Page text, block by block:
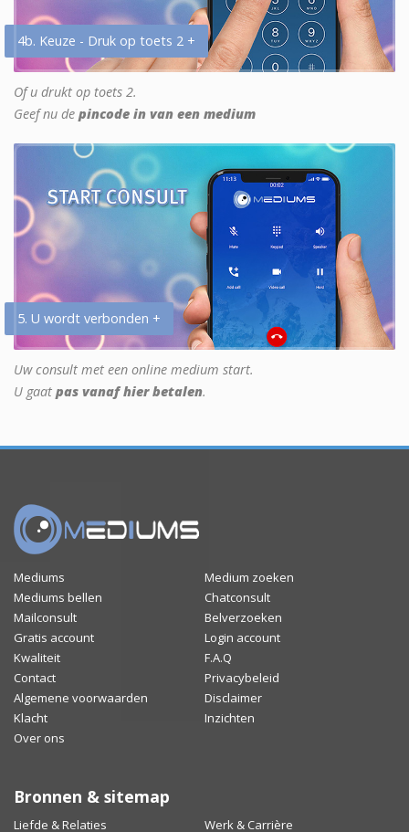
4b. Keuze - Druk op toets 2 +
Of u drukt op toets 2.
Geef nu de pincode in van een medium
5. U wordt verbonden +
Uw consult met een online medium start.
U gaat pas vanaf hier betalen.
Mediums
Medium zoeken
Mediums bellen
Chatconsult
Mailconsult
Belverzoeken
Gratis account
Login account
Kwaliteit
F.A.Q
Contact
Privacybeleid
Algemene voorwaarden
Disclaimer
Klacht
Inzichten
Over ons
Bronnen & sitemap
Liefde & Relaties Werk & Carrière